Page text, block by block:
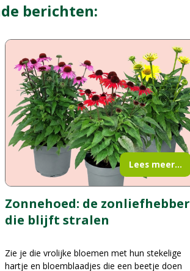
berichten:
Zonnehoed: de zonliefhebber
die blijft stralen
Zie je die vrolijke bloemen met hun stekelige
hartje en bloemblaadjes die een beetje doen
Lees meer...